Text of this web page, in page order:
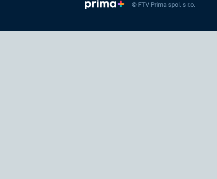
© FTV Prima spol. s r.o.